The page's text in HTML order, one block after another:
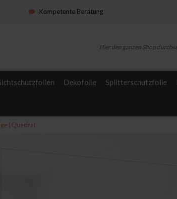
Kompetente Beratung
Dekofolie Splitterschutzfolie
| Quadrat